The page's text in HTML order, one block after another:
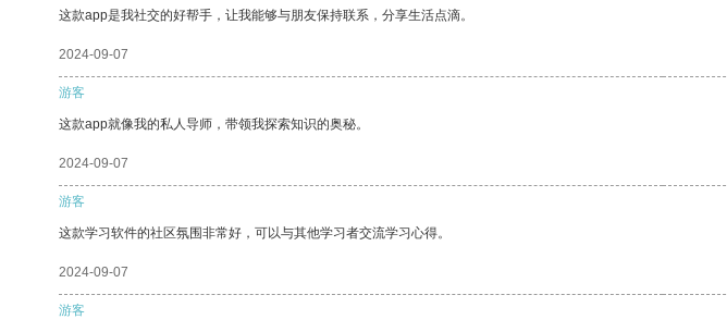
这款app是我社交的好帮手，让我能够与朋友保持联系，分享生活点滴。
2024-09-07
游客
这款app就像我的私人导师，带领我探索知识的奥秘。
2024-09-07
游客
这款学习软件的社区氛围非常好，可以与其他学习者交流学习心得。
2024-09-07
游客